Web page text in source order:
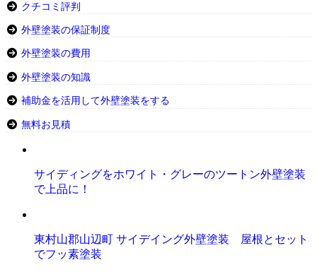
クチコミ評判
外壁塗装の保証制度
外壁塗装の費用
外壁塗装の知識
補助金を活用して外壁塗装をする
無料お見積
サイディングをホワイト・グレーのツートン外壁塗装
で上品に！
東村山郡山辺町 サイデイング外壁塗装 屋根とセット
でフッ素塗装